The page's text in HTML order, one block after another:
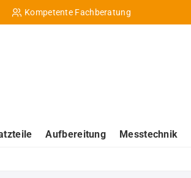
Kompetente Fachberatung
Aufbereitung Messtechnik